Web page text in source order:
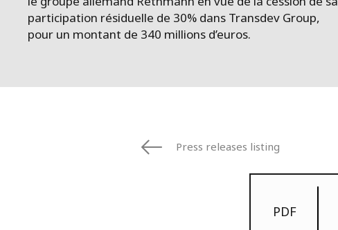
participation résiduelle de 30% dans Transdev Group,
pour un montant de 340 millions d’euros.
Press releases listing
PDF